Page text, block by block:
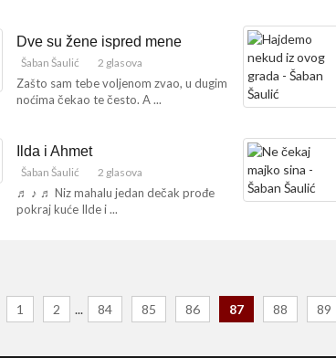
Dve su žene ispred mene
Šaban Šaulić 2 glasova
Zašto sam tebe voljenom zvao, u dugim
noćima čekao te često. A ...
Ilda i Ahmet
Šaban Šaulić 2 glasova
♬ ♪ ♬ Niz mahalu jedan dečak prođe
pokraj kuće Ilde i ...
1 2 ... 84 85 86 87 88 89